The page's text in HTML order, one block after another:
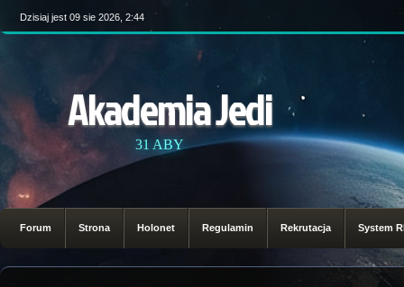
Dzisiaj jest 09 sie 2026, 2:44
Akademia Jedi
31 ABY
Forum Strona Holonet Regulamin Rekrutacja System